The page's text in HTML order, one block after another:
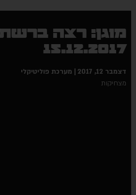
מוגן: רצה
15.12.2017
דצמבר 12, 2017
מערכת פוליטיקלי
מצחיקות